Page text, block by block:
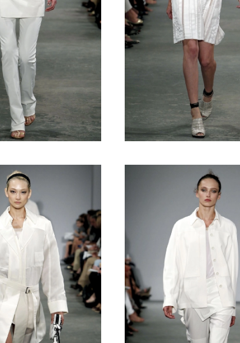
E-Bülten
dünyasında neler oluyor? Yeni fikirler, öne çıkan
en vogue trendler, ünlülerden güzelllik sırları
popüler partilerden haberdar olmak için haftalık e-
kaydolun.